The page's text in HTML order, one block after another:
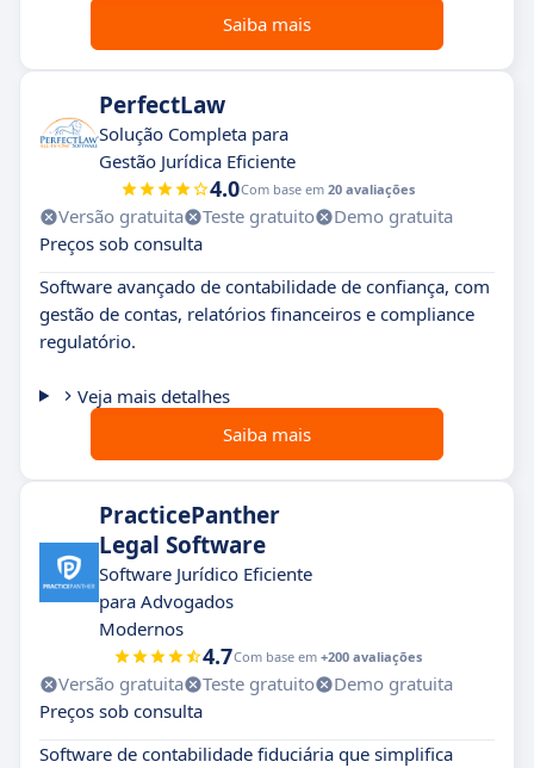
Saiba mais
PerfectLaw
Solução Completa para
Gestão Jurídica Eficiente
4.0Com base em 20 avaliações
Versão gratuita Teste gratuito
Demo gratuita
Preços sob consulta
Software avançado de contabilidade de confiança, com
gestão de contas, relatórios financeiros e compliance
regulatório.
Veja mais detalhes
Saiba mais
PracticePanther
Legal Software
Software Jurídico Eficiente
para Advogados
Modernos
4.7Com base em +200 avaliações
Versão gratuita Teste gratuito
Demo gratuita
Preços sob consulta
Software de contabilidade fiduciária que simplifica